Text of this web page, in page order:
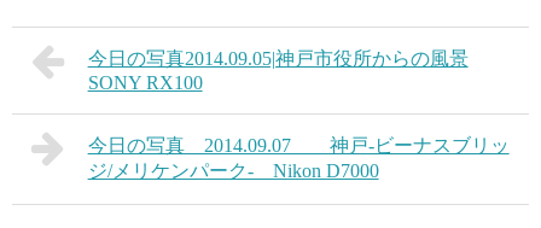
今日の写真2014.09.05|神戸市役所からの風景
SONY RX100
今日の写真 2014.09.07 神戸-ビーナスブリッ
ジ/メリケンパーク- Nikon D7000